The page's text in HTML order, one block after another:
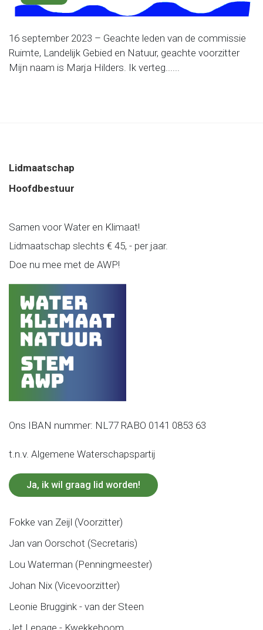
16 september 2023 – Geachte leden van de commissie
Ruimte, Landelijk Gebied en Natuur, geachte voorzitter
Mijn naam is Marja Hilders. Ik verteg......
Lidmaatschap
Hoofdbestuur
Samen voor Water en Klimaat!
Lidmaatschap slechts € 45, - per jaar.
Doe nu mee met de AWP!
Ons IBAN nummer: NL77 RABO 0141 0853 63
t.n.v. Algemene Waterschapspartij
Ja, ik wil graag lid worden!
Fokke van Zeijl (Voorzitter)
Jan van Oorschot (Secretaris)
Lou Waterman (Penningmeester)
Johan Nix (Vicevoorzitter)
Leonie Bruggink - van der Steen
Jet Lepage - Kwekkeboom